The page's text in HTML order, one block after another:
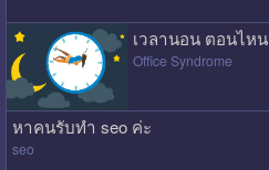
เวลานอน ตอนไห
Office Syndrome
หาคนรับทำ seo ค่ะ
seo